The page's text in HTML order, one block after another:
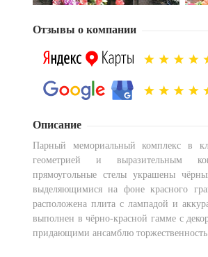
Отзывы о компании
Описание
Парный мемориальный комплекс в
геометрией и выразительным
прямоугольные стелы украшены
выделяющимися на фоне красного
расположена плита с лампадой и
выполнен в чёрно-красной гамме с
придающими ансамблю